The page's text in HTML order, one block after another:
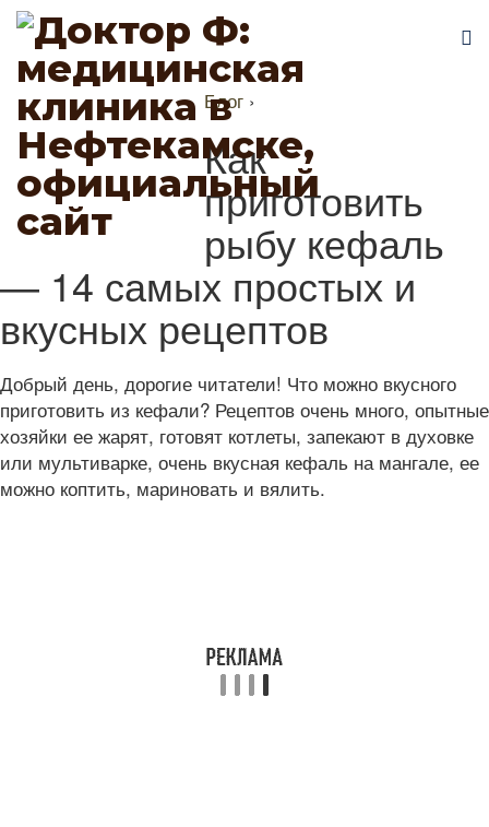
Блог ›
Как
приготовить
рыбу кефаль
— 14 самых простых и
вкусных рецептов
Добрый день, дорогие читатели! Что можно вкусного
приготовить из кефали? Рецептов очень много, опытные
хозяйки ее жарят, готовят котлеты, запекают в духовке
или мультиварке, очень вкусная кефаль на мангале, ее
можно коптить, мариновать и вялить.